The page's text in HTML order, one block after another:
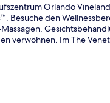
Orlando
Besuche den
verwöhnen. Im The
gefallen der Pool